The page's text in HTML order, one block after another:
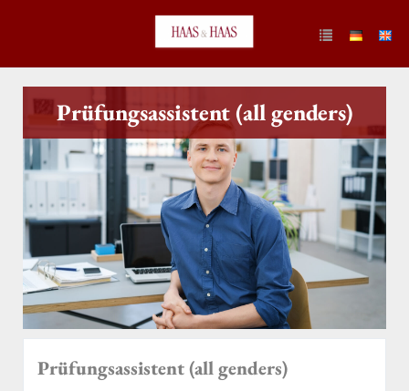
Prüfungsassistent (all genders)
Prüfungsassistent (all genders)